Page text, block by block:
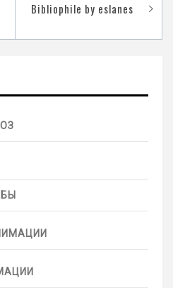
Bibliophile by eslanes